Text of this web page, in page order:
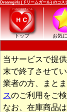
Dreamgirls (ドリームガール) のコス
トップ お気
当サービスで提
末で終了させて
業者の方、まと
スのご利用をご
なお、在庫商品